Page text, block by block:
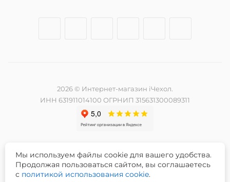
2026 © Интернет-магазин iЧехол.
ИНН 631911014100 ОГРНИП 315631300089311
Разработка и продвижение сайта -
Мы используем файлы cookie для вашего удобства.
Продолжая пользоваться сайтом, вы соглашаетесь
с политикой использования cookie.